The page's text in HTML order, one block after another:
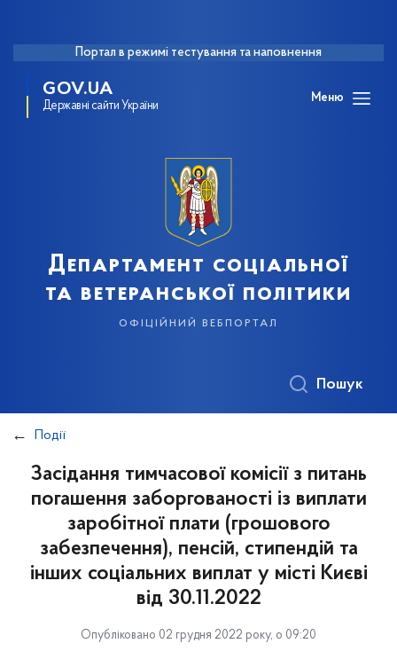
Портал в режимі тестування та наповнення
GOV.UA
Державні сайти України
Меню
Департамент соціальної
та ветеранської політики
офіційний вебпортал
Пошук
Події
Засідання тимчасової комісії з питань
погашення заборгованості із виплати
заробітної плати (грошового
забезпечення), пенсій, стипендій та
інших соціальних виплат у місті Києві
від 30.11.2022
Опубліковано 02 грудня 2022 року, о 09:20